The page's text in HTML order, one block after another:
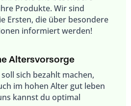
Produkte. Wir sind
Ersten, die über besondere
informiert werden!
Altersvorsorge
sich bezahlt machen,
im hohen Alter gut leben
kannst du optimal